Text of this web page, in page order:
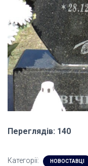
Переглядів: 140
Категорії: НОВОСТАВЦІ